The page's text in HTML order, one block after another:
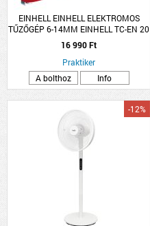
EINHELL EINHELL ELEKTROMOS
TŰZŐGÉP 6-14MM EINHELL TC-EN 20
E, TŰZŐKAPOCSSAL ÉS SZEGGEL
16 990 Ft
Praktiker
A bolthoz
Info
-12%